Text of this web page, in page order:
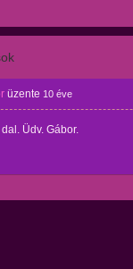
üzente 10 éve
Üdv. Gábor.